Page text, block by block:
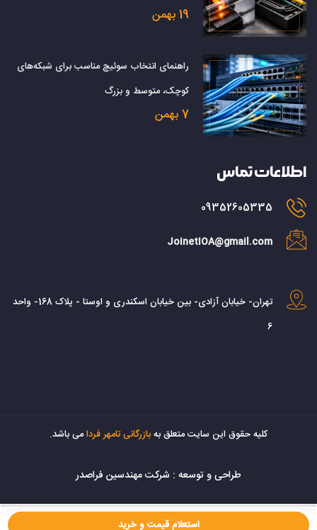
استعلام قیمت و خرید
19 بهمن
راهنمای انتخاب سوئیچ مناسب برای شبکه‌های
کوچک، متوسط و بزرگ
7 بهمن
اطلاعات تماس
09352605335
JoinetIOA@gmail.com
تهران- خیابان آزادی- بین خیابان اسکندری و اوستا - پلاک 168- واحد
6
کليه حقوق اين سايت متعلق بهبازرگانی تامهر فردامی باشد.
طراحی و توسعه : شرکت مهندسین فراصدر